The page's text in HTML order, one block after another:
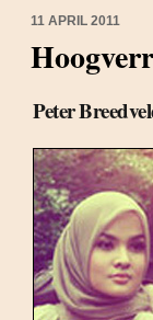
11 APRIL 2011
Peter